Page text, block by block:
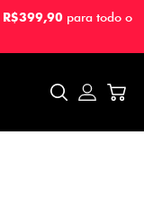
R$399,90 para todo o
R$399,90 para todo o